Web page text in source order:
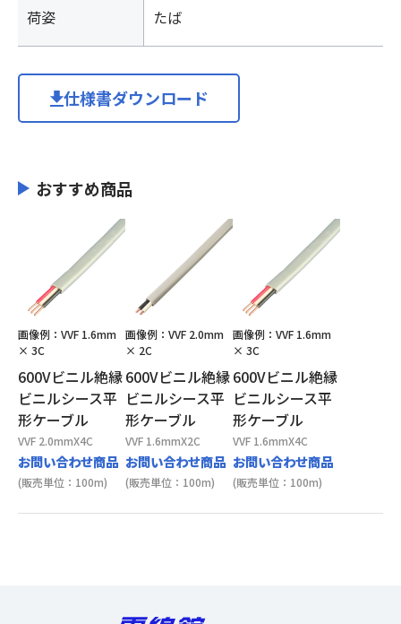
荷姿 たば
仕様書ダウンロード
おすすめ商品
画像例：VVF 1.6mm
× 3C
600Vビニル絶縁
ビニルシース平
形ケーブル
VVF 2.0mmX4C
お問い合わせ商品
(販売単位：100m)
画像例：VVF 2.0mm
× 2C
600Vビニル絶縁
ビニルシース平
形ケーブル
VVF 1.6mmX2C
お問い合わせ商品
(販売単位：100m)
画像例：VVF 1.6mm
× 3C
600Vビニル絶縁
ビニルシース平
形ケーブル
VVF 1.6mmX4C
お問い合わせ商品
(販売単位：100m)